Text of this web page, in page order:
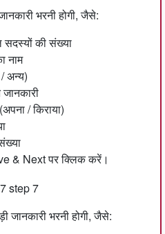
भरनी होगी, जैसे:
की संख्या
नाम
अन्य)
/ किराया)
& Next पर क्लिक करें।
भरनी होगी, जैसे: